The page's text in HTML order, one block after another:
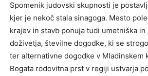
Spomenik judovski skupnosti je
kjer je nekoč stala sinagoga. Mesto
krajev in stavb ponuja tudi umetniška
doživetja, številne dogodke, ki se
ter alternativne dogodke v Mladinskem
Bogata rodovitna prst v regiji ustvarja